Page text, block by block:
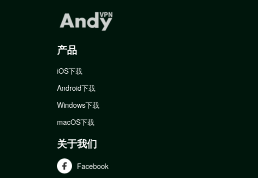
产品
iOS下载
Android下载
Windows下载
macOS下载
关于我们
Facebook